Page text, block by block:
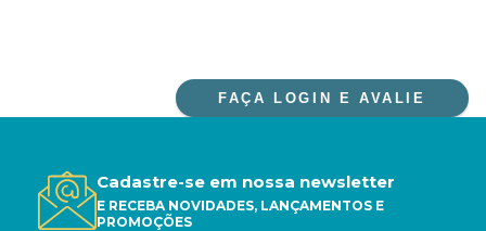
FAÇA LOGIN E AVALIE
Cadastre-se em nossa newsletter
E RECEBA NOVIDADES, LANÇAMENTOS E
PROMOÇÕES